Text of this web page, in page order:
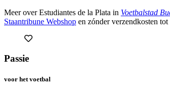
Meer over Estudiantes de la Plata in Voetbalstad
Staantribune Webshop en zónder verzendkosten
Passie
voor het voetbal